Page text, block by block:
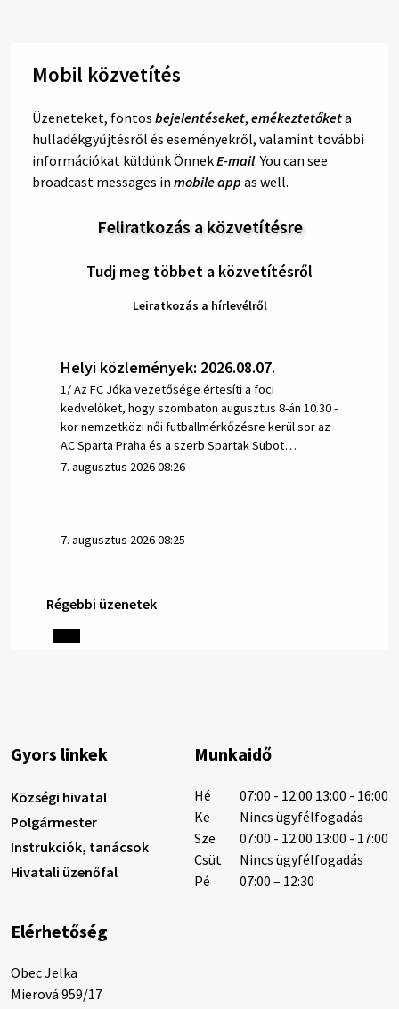
Mobil közvetítés
Üzeneteket, fontos bejelentéseket, emékeztetőketa
hulladékgyűjtésről és eseményekről, valamint további
információkat küldünk ÖnnekE-mail. You can see
broadcast messages in mobile app as well.
Feliratkozás a közvetítésre
Tudj meg többet a közvetítésről
Leiratkozás a hírlevélről
Helyi közlemények: 2026.08.07.
1/ Az FC Jóka vezetősége értesíti a foci
kedvelőket, hogy szombaton augusztus 8-án 10.30 -
kor nemzetközi női futballmérkőzésre kerül sor az
AC Sparta Praha és a szerb Spartak Subot…
7. augusztus 2026 08:26
7. augusztus 2026 08:25
Helyi közlemények: 2026.08.06.
1/ AZ IVÓVÍZ NEM MAGÁTÓL ÉRTETŐDŐ. A tartós
Helyi közlemények: 2026.08.05.
Gyászhirdetés: 2026.08.05. 1/ Tisztelt Lakosság!
temetési szertartás 2026. augusztus …
Régebbi üzenetek
Gyors linkek
Községi hivatal
Polgármester
Instrukciók, tanácsok
Hivatali üzenőfal
Munkaidő
Hé
07:00 - 12:00 13:00 - 16:00
Ke
Nincs ügyfélfogadás
Sze
07:00 - 12:00 13:00 - 17:00
Csüt
Nincs ügyfélfogadás
Pé
07:00 – 12:30
Elérhetőség
Obec Jelka
Mierová 959/17